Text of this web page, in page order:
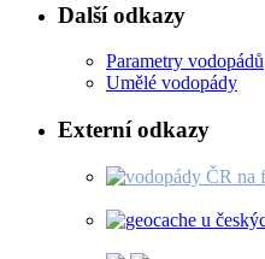
Další odkazy
Parametry vodopádů
Umělé vodopády
Externí odkazy